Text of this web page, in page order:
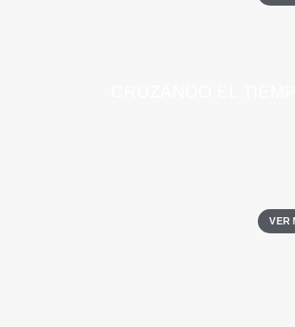
VER